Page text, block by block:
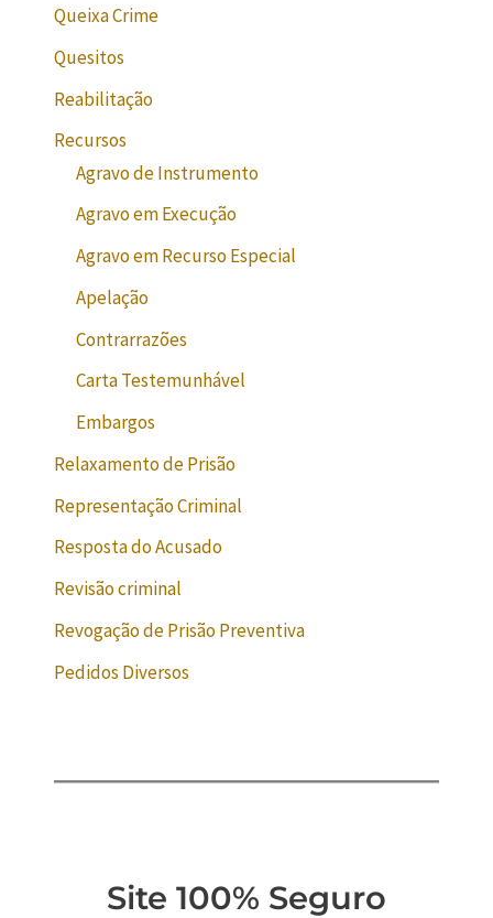
Queixa Crime
Quesitos
Reabilitação
Recursos
Agravo de Instrumento
Agravo em Execução
Agravo em Recurso Especial
Apelação
Contrarrazões
Carta Testemunhável
Embargos
Relaxamento de Prisão
Representação Criminal
Resposta do Acusado
Revisão criminal
Revogação de Prisão Preventiva
Pedidos Diversos
Site 100% Seguro